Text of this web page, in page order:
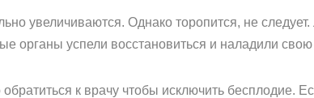
увеличиваются. Однако торопится, не
органы успели восстановиться и наладили
к врачу чтобы исключить бесплодие.